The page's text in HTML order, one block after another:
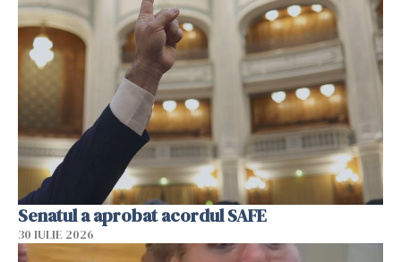
Senatul a aprobat acordul SAFE
30 IULIE 2026